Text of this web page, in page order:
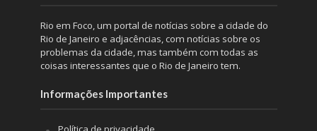
Rio em Foco, um portal de notícias sobre a cidade do
Rio de Janeiro e adjacências, com notícias sobre os
problemas da cidade, mas também com todas as
coisas interessantes que o Rio de Janeiro tem.
Informações Importantes